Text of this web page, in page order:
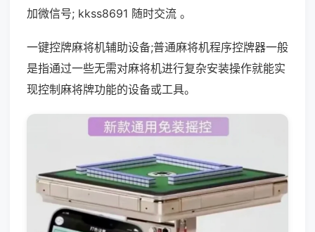
加微信号; kkss8691 随时交流 。
一键控牌麻将机辅助设备;普通麻将机程序控牌器一般
是指通过一些无需对麻将机进行复杂安装操作就能实
现控制麻将牌功能的设备或工具。